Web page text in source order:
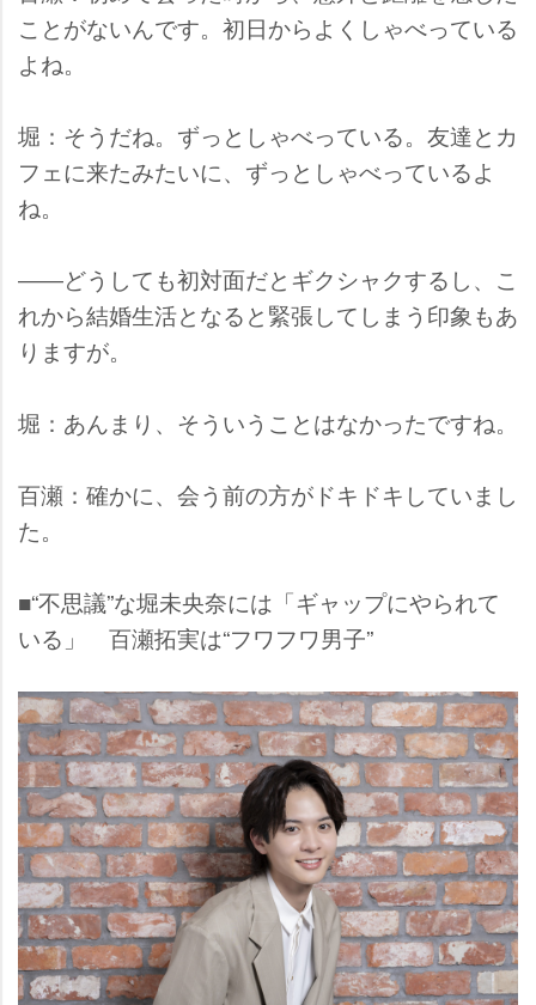
ことがないんです。初日からよくしゃべっている
よね。
堀：そうだね。ずっとしゃべっている。友達とカ
フェに来たみたいに、ずっとしゃべっているよ
ね。
――どうしても初対面だとギクシャクするし、こ
れから結婚生活となると緊張してしまう印象もあ
りますが。
堀：あんまり、そういうことはなかったですね。
百瀬：確かに、会う前の方がドキドキしていまし
た。
■“不思議”な堀未央奈には「ギャップにやられて
いる」 百瀬拓実は“フワフワ男子”